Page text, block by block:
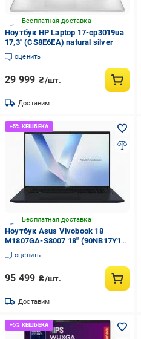
Бесплатная доставка
Ноутбук HP Laptop 17-cp3019ua
17,3" (CS8E6EA) natural silver
оценить
29 999 ₴/шт.
Доставим
Бесплатная доставка
Ноутбук Asus Vivobook 18
M1807GA-S8007 18" (90NB17Y1-
M00080) quiet blue
оценить
95 499 ₴/шт.
Доставим